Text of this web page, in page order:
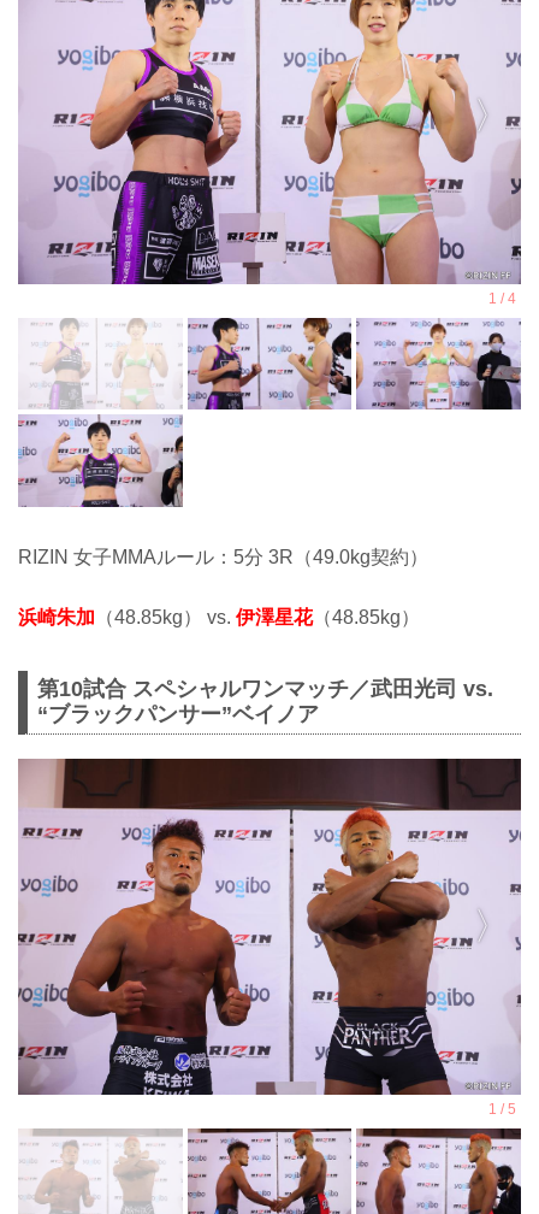
RIZIN 女子MMAルール：5分 3R（49.0kg契約）
浜崎朱加 （48.85kg） vs. 伊澤星花（48.85kg）
第10試合 スペシャルワンマッチ／武田光司 vs.
“ブラックパンサー”ベイノア